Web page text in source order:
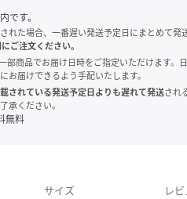
です。
れた場合、一番遅い発送予定日にまとめて発
ご注文ください。
商品でお届け日時をご指定いただけます。
お届けできるよう手配いたします。
されている発送予定日よりも遅れて発送され
承ください。
無料
サイズ レ